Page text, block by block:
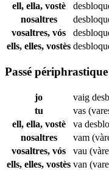
ell, ella, vostè
nosaltres
vosaltres, vós
ells, elles, vostès
Passé périphrastique
jo vaig
tu
vas
ell, ella, vostè
va
nosaltres
vam
vosaltres, vós
vau
ells, elles, vostès van